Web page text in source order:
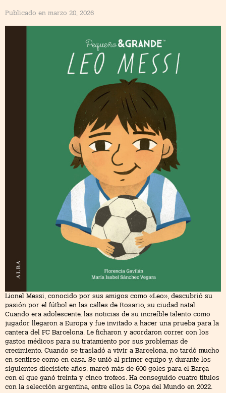
Publicado en marzo 20, 2026
Lionel Messi, conocido por sus amigos como «Leo», descubrió su
pasión por el fútbol en las calles de Rosario, su ciudad natal.
Cuando era adolescente, las noticias de su increíble talento como
jugador llegaron a Europa y fue invitado a hacer una prueba para la
cantera del FC Barcelona. Le ficharon y acordaron correr con los
gastos médicos para su tratamiento por sus problemas de
crecimiento. Cuando se trasladó a vivir a Barcelona, no tardó mucho
en sentirse como en casa. Se unió al primer equipo y, durante los
siguientes diecisiete años, marcó más de 600 goles para el Barça
con el que ganó treinta y cinco trofeos. Ha conseguido cuatro títulos
con la selección argentina, entre ellos la Copa del Mundo en 2022.